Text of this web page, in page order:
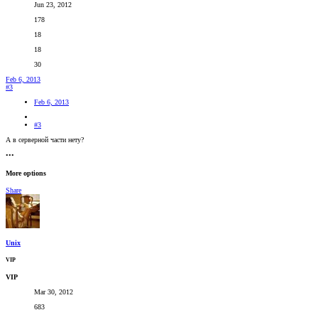
Jun 23, 2012
178
18
18
30
Feb 6, 2013
#3
Feb 6, 2013
#3
А в серверной части нету?
•••
More options
Share
Unix
VIP
VIP
Mar 30, 2012
683